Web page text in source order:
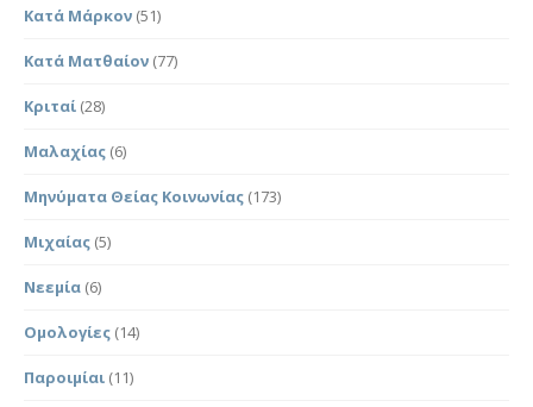
Κατά Μάρκον (51)
Κατά Ματθαίον (77)
Κριταί (28)
Μαλαχίας (6)
Μηνύματα Θείας Κοινωνίας (173)
Μιχαίας (5)
Νεεμία (6)
Ομολογίες (14)
Παροιμίαι (11)